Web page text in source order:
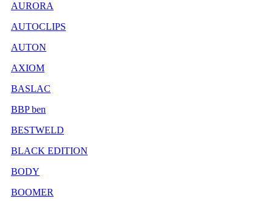
AURORA
AUTOCLIPS
AUTON
AXIOM
BASLAC
BBP ben
BESTWELD
BLACK EDITION
BODY
BOOMER